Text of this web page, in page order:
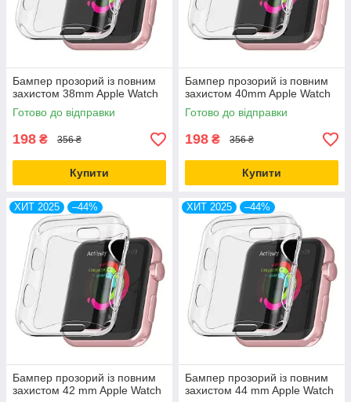
Бампер прозорий із повним
захистом 38mm Apple Watch
Готово до відправки
198 ₴ 356 ₴
Купити
Бампер прозорий із повним
захистом 40mm Apple Watch
Готово до відправки
198 ₴ 356 ₴
Купити
ХИТ 2025 –44%
Бампер прозорий із повним
захистом 42 mm Apple Watch
ХИТ 2025 –44%
Бампер прозорий із повним
захистом 44 mm Apple Watch